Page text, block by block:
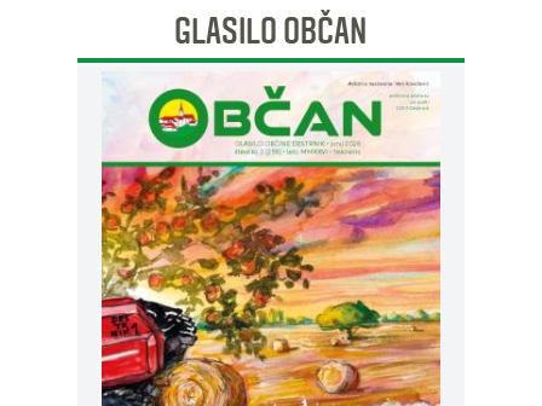
GLASILO OBČAN